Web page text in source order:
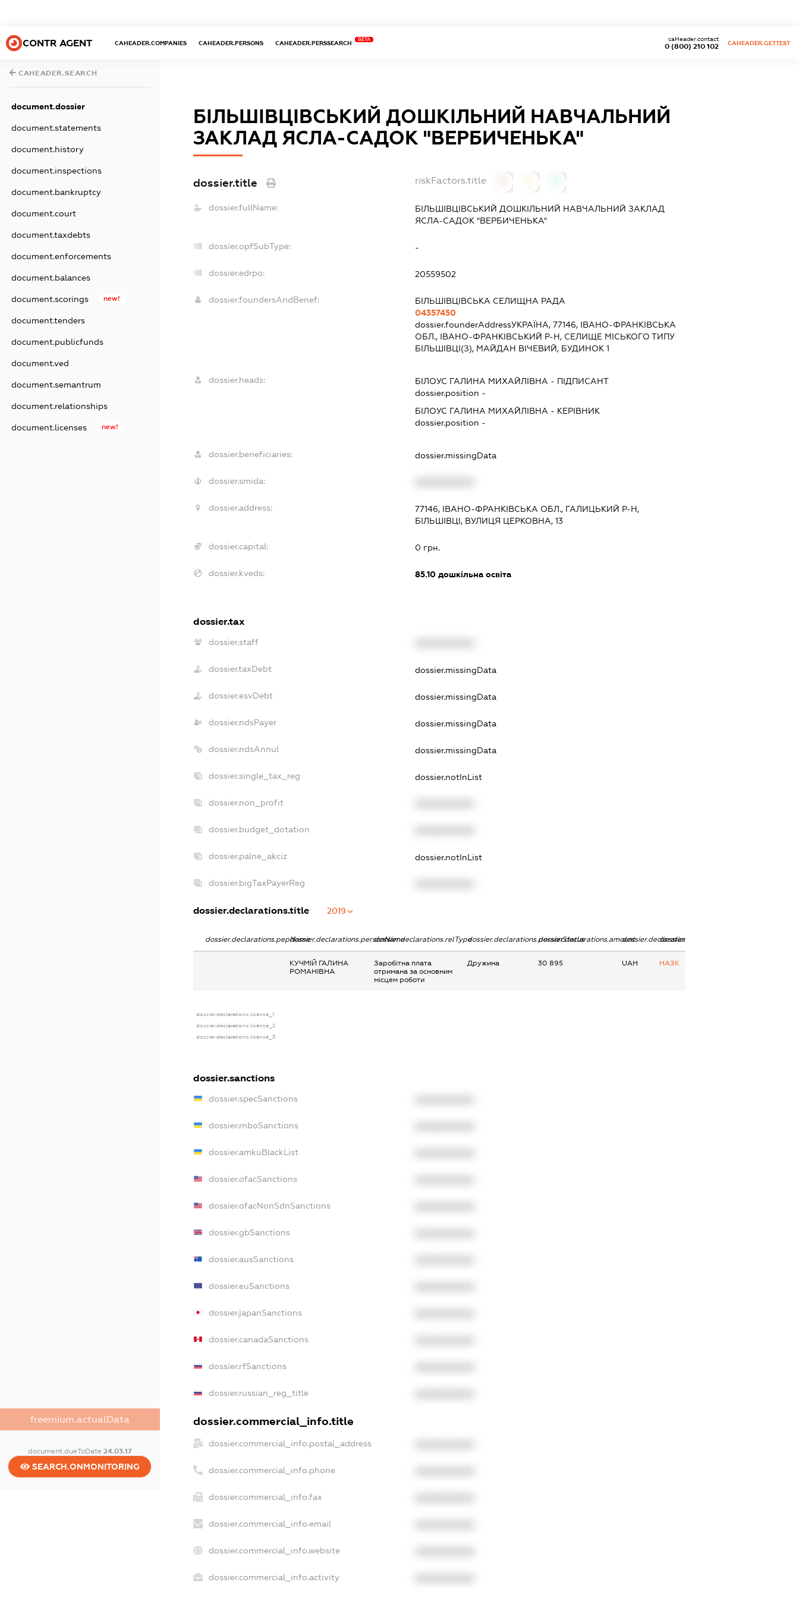
CONTR AGENT CAHEADER.COMPANIES CAHEADER.PERSONS CAHEADER.PERSSEARCH
BETA
0 (800) 210 102
caHeader.contact
CAHEADER.GETTEST
CAHEADER.SEARCH
document.dossier
document.statements
document.history
document.inspections
document.bankruptcy
document.court
document.taxdebts
document.enforcements
document.balances
document.scorings new!
document.tenders
document.publicfunds
document.ved
document.semantrum
document.relationships
document.licenses new!
freemium.actualData
document.dueToDate 24.03.17
SEARCH.ONMONITORING
БІЛЬШІВЦІВСЬКИЙ ДОШКІЛЬНИЙ НАВЧАЛЬНИЙ
ЗАКЛАД ЯСЛА-САДОК "ВЕРБИЧЕНЬКА"
dossier.title riskFactors.title
dossier.fullName:
БІЛЬШІВЦІВСЬКИЙ ДОШКІЛЬНИЙ НАВЧАЛЬНИЙ ЗАКЛАД
ЯСЛА-САДОК "ВЕРБИЧЕНЬКА"
dossier.opfSubType: -
dossier.edrpo: 20559502
dossier.foundersAndBenef:
БІЛЬШІВЦІВСЬКА СЕЛИЩНА РАДА
04357450
dossier.founderAddressУКРАЇНА, 77146, ІВАНО-ФРАНКІВСЬКА
ОБЛ., ІВАНО-ФРАНКІВСЬКИЙ Р-Н, СЕЛИЩЕ МІСЬКОГО ТИПУ
БІЛЬШІВЦІ(З), МАЙДАН ВІЧЕВИЙ, БУДИНОК 1
dossier.heads: БІЛОУС ГАЛИНА МИХАЙЛІВНА - ПІДПИСАНТ
dossier.position -
БІЛОУС ГАЛИНА МИХАЙЛІВНА - КЕРІВНИК
dossier.position -
dossier.beneficiaries: dossier.missingData
dossier.smida:
dossier.address:
77146, ІВАНО-ФРАНКІВСЬКА ОБЛ., ГАЛИЦЬКИЙ Р-Н,
БІЛЬШІВЦІ, ВУЛИЦЯ ЦЕРКОВНА, 13
dossier.capital: 0 грн.
dossier.kveds: 85.10дошкільна освіта
dossier.tax
dossier.staff
dossier.taxDebt dossier.missingData
dossier.esvDebt dossier.missingData
dossier.ndsPayer dossier.missingData
dossier.ndsAnnul dossier.missingData
dossier.single_tax_reg dossier.notInList
dossier.non_profit
dossier.budget_dotation
dossier.palne_akciz dossier.notInList
dossier.bigTaxPayerReg
dossier.declarations.title 2019
dossier.declarations.pepNamedossier.declarations.personNamedossier.declarations.relTypedossier.declarations.personStatusdossier.declarations.amountdossier.declarations.currency
dossier.declarations.source
КУЧМІЙ ГАЛИНА
РОМАНІВНА
Заробітна плата
отримана за основним
місцем роботи
Дружина 30 895 UAH НАЗК
dossier.declarations.license_1
dossier.declarations.license_2
dossier.declarations.license_3
dossier.sanctions
dossier.specSanctions
dossier.rnboSanctions
dossier.amkuBlackList
dossier.ofacSanctions
dossier.ofacNonSdnSanctions
dossier.gbSanctions
dossier.ausSanctions
dossier.euSanctions
dossier.japanSanctions
dossier.canadaSanctions
dossier.rfSanctions
dossier.russian_reg_title
dossier.commercial_info.title
dossier.commercial_info.postal_address
dossier.commercial_info.phone
dossier.commercial_info.fax
dossier.commercial_info.email
dossier.commercial_info.website
dossier.commercial_info.activity